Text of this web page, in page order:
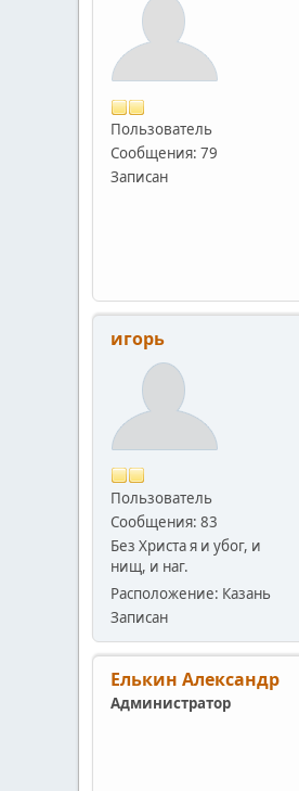
Пользователь
Сообщения: 79
Записан
игорь
Пользователь
Сообщения: 83
Без Христа я и убог, и
нищ, и наг.
Расположение: Казань
Записан
Елькин Александр
Администратор